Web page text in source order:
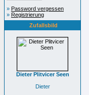
» Password vergessen
» Registrierung
Zufallsbild
Dieter Plitvicer Seen
Dieter